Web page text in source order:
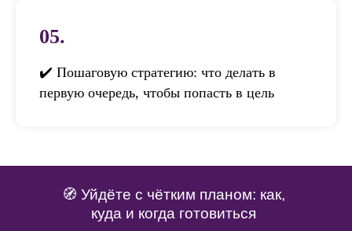
05.
✔️ Пошаговую стратегию: что делать в
первую очередь, чтобы попасть в цель
🧭 Уйдёте с чётким планом: как,
куда и когда готовиться